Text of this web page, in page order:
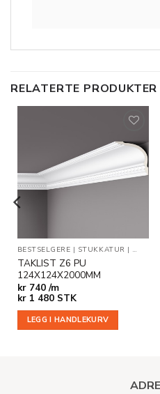
RELATERTE PRODUKTER
Legg til
i
ønskeliste
BESTSELGERE | STUKKATUR |
TAKLIST Z6 PU
124X124X2000MM
kr740 /m
kr1 480 STK
LEGG I HANDLEKURV